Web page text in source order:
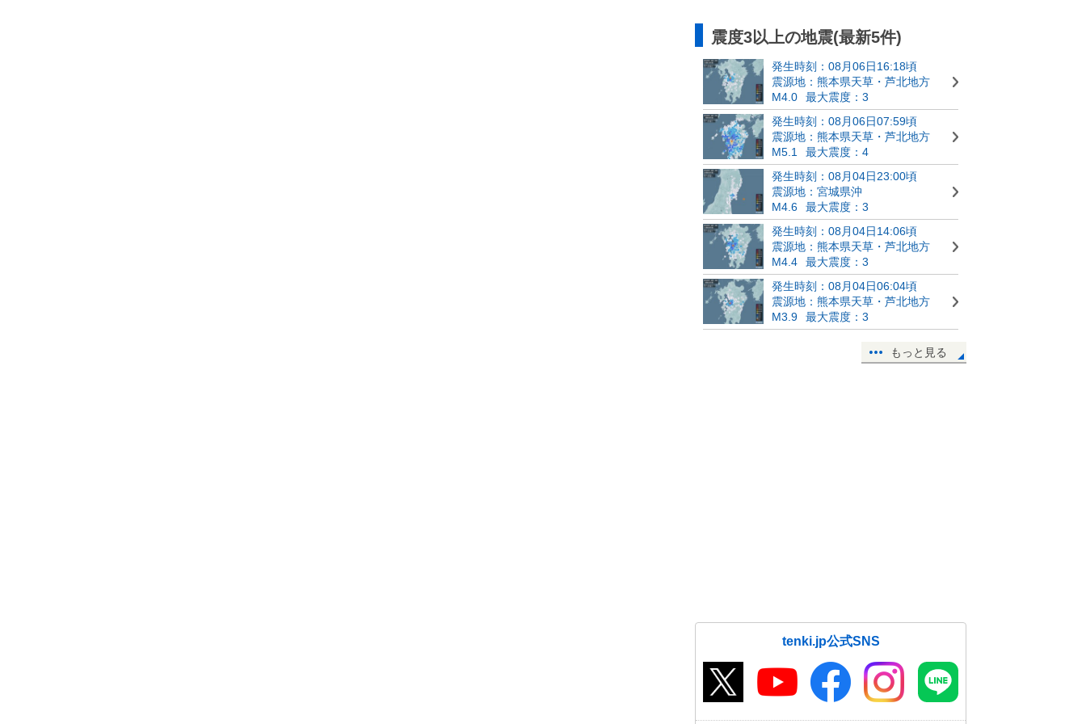
震度3以上の地震(最新5件)
発生時刻：08月06日16:18頃
震源地：熊本県天草・芦北地方
M4.0
最大震度：3
発生時刻：08月06日07:59頃
震源地：熊本県天草・芦北地方
M5.1
最大震度：4
発生時刻：08月04日23:00頃
震源地：宮城県沖
M4.6
最大震度：3
発生時刻：08月04日14:06頃
震源地：熊本県天草・芦北地方
M4.4
最大震度：3
発生時刻：08月04日06:04頃
震源地：熊本県天草・芦北地方
M3.9
最大震度：3
もっと見る
tenki.jp公式SNS